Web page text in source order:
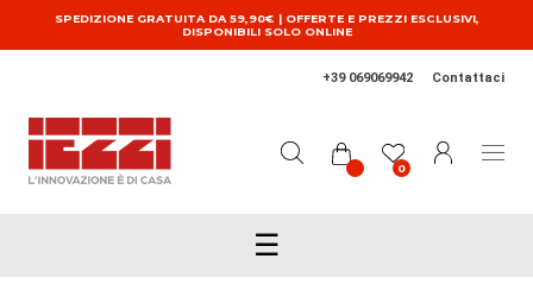
Salta al contenuto principale
SPEDIZIONE GRATUITA DA 59,90€ | OFFERTE E PREZZI ESCLUSIVI,
DISPONIBILI SOLO ONLINE
+39 069069942 Contattaci
0
☰